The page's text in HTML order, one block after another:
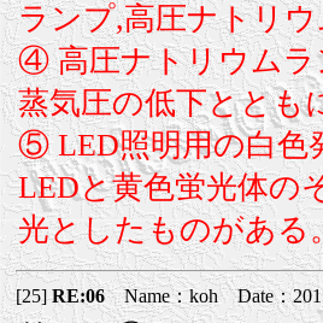
ランプ,高圧ナトリ
④ 高圧ナトリウムラ
蒸気圧の低下ととも
⑤ LED照明用の白色
LEDと黄色蛍光体の
光としたものがある
[25]RE:06Name：koh Date：